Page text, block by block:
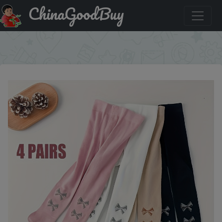
Скидка на: 4 Pack girl heart-shaped children's pantyhose-
breathable, soft and comfortable knitted tights
ChinaGoodBuy